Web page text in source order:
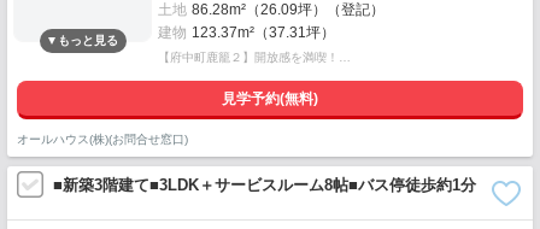
土地 86.28m²（26.09坪）（登記）
建物 123.37m²（37.31坪）
【府中町鹿籠２】開放感を満喫！…
見学予約(無料)
オールハウス(株)(お問合せ窓口)
■新築3階建て■3LDK＋サービスルーム8帖■バス停徒歩約1分